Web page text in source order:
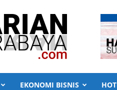
Harian
Surabaya
EKONOMI BISNIS